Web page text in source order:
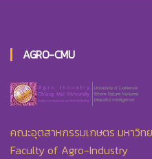
AGRO-CMU
คณะอุตสาหกรรมเกษตร มหาวิท
Faculty of Agro-Industry